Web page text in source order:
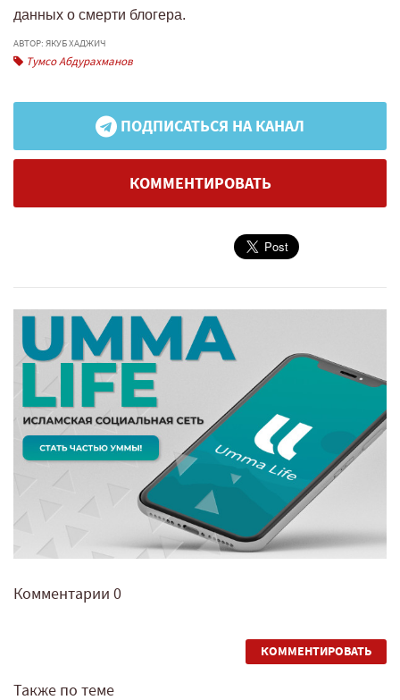
данных о смерти блогера.
АВТОР: ЯКУБ ХАДЖИЧ
Тумсо Абдурахманов
ПОДПИСАТЬСЯ НА КАНАЛ
КОММЕНТИРОВАТЬ
Комментарии 0
КОММЕНТИРОВАТЬ
Также по теме